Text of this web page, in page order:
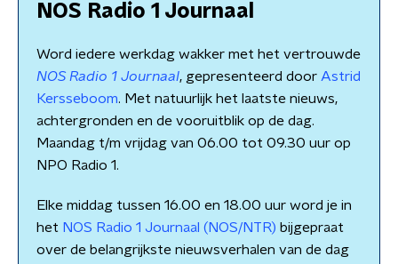
NOS Radio 1 Journaal
Word iedere werkdag wakker met het vertrouwde
NOS Radio 1 Journaal, gepresenteerd door Astrid
Kersseboom. Met natuurlijk het laatste nieuws,
achtergronden en de vooruitblik op de dag.
Maandag t/m vrijdag van 06.00 tot 09.30 uur op
NPO Radio 1.
Elke middag tussen 16.00 en 18.00 uur word je in
het NOS Radio 1 Journaal (NOS/NTR) bijgepraat
over de belangrijkste nieuwsverhalen van de dag